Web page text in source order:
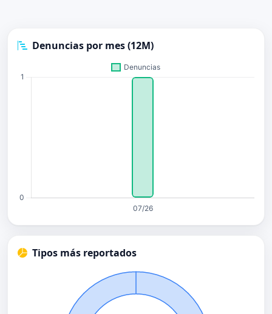
Denuncias por mes (12M)
Tipos más reportados